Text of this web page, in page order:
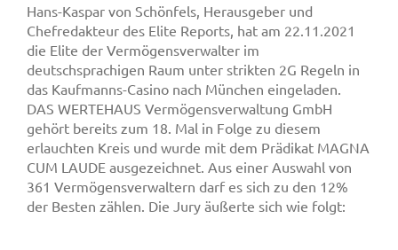
Hans-Kaspar von Schönfels, Herausgeber und
Chefredakteur des Elite Reports, hat am 22.11.2021
die Elite der Vermögensverwalter im
deutschsprachigen Raum unter strikten 2G Regeln in
das Kaufmanns-Casino nach München eingeladen.
DAS WERTEHAUS Vermögensverwaltung GmbH
gehört bereits zum 18. Mal in Folge zu diesem
erlauchten Kreis und wurde mit dem Prädikat MAGNA
CUM LAUDE ausgezeichnet. Aus einer Auswahl von
361 Vermögensverwaltern darf es sich zu den 12%
der Besten zählen. Die Jury äußerte sich wie folgt: